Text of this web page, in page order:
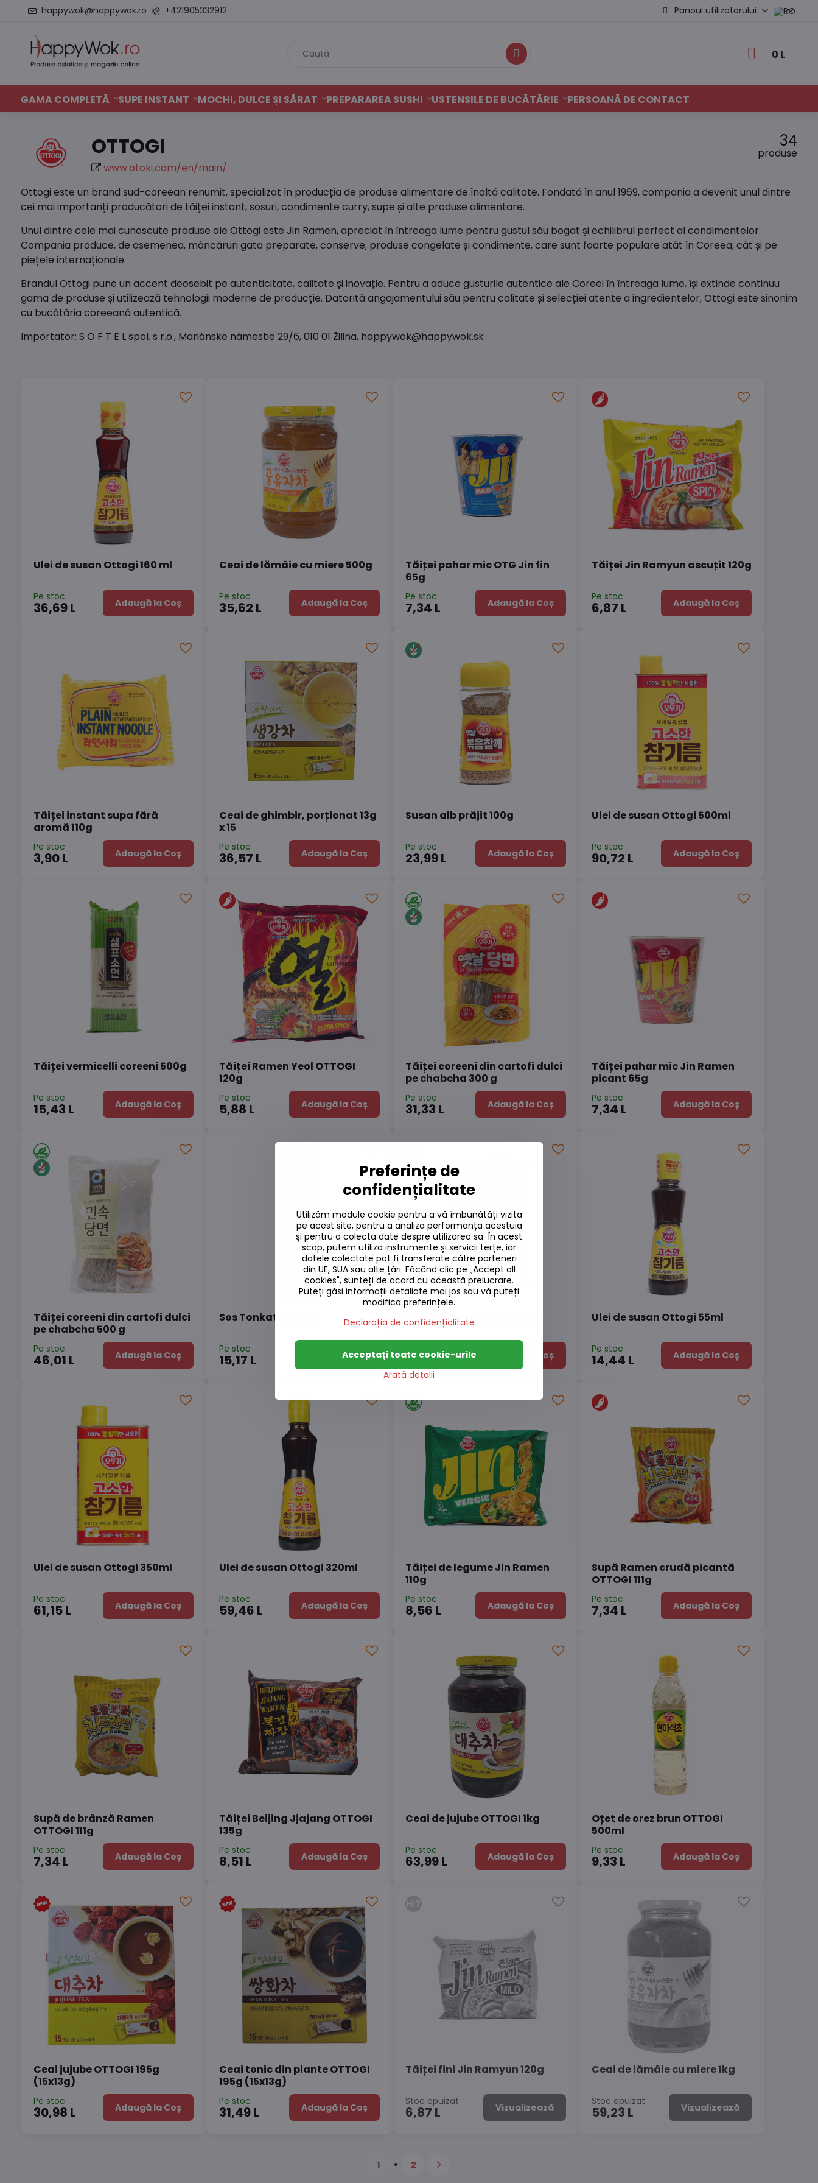
happywok@happywok.ro +421905332912 Panoul utilizatorului
Caută 0 L
GAMA COMPLETĂ SUPE INSTANT MOCHI, DULCE ȘI SĂRAT PREPARAREA SUSHI USTENSILE DE BUCĂTĂRIE PERSOANĂ DE CONTACT
OTTOGI
www.otoki.com/en/main/
34
produse
Ottogi este un brand sud-coreean renumit, specializat în producția de produse alimentare de înaltă calitate. Fondată în anul 1969, compania a devenit unul dintre
cei mai importanți producători de tăiței instant, sosuri, condimente curry, supe și alte produse alimentare.
Unul dintre cele mai cunoscute produse ale Ottogi este Jin Ramen, apreciat în întreaga lume pentru gustul său bogat și echilibrul perfect al condimentelor.
Compania produce, de asemenea, mâncăruri gata preparate, conserve, produse congelate și condimente, care sunt foarte populare atât în Coreea, cât și pe
piețele internaționale.
Brandul Ottogi pune un accent deosebit pe autenticitate, calitate și inovație. Pentru a aduce gusturile autentice ale Coreei în întreaga lume, își extinde continuu
gama de produse și utilizează tehnologii moderne de producție. Datorită angajamentului său pentru calitate și selecției atente a ingredientelor, Ottogi este sinonim
cu bucătăria coreeană autentică.
Importator: S O F T E L spol. s r.o., Mariánske námestie 29/6, 010 01 Žilina, happywok@happywok.sk
Ulei de susan Ottogi 160 ml
Pe stoc
36,69 L Adaugă la Coș
Ceai de lămâie cu miere 500g
Pe stoc
35,62 L Adaugă la Coș
Tăiței pahar mic OTG Jin fin
65g
Pe stoc
7,34 L Adaugă la Coș
Tăiței Jin Ramyun ascuțit 120g
Pe stoc
6,87 L Adaugă la Coș
Tăiței instant supa fără
aromă 110g
Pe stoc
3,90 L Adaugă la Coș
Ceai de ghimbir, porționat 13g
x 15
Pe stoc
36,57 L Adaugă la Coș
Susan alb prăjit 100g
Pe stoc
23,99 L Adaugă la Coș
Ulei de susan Ottogi 500ml
Pe stoc
90,72 L Adaugă la Coș
Tăiței vermicelli coreeni 500g
Pe stoc
15,43 L Adaugă la Coș
Tăiței Ramen Yeol OTTOGI
120g
Pe stoc
5,88 L Adaugă la Coș
Tăiței coreeni din cartofi dulci
pe chabcha 300 g
Pe stoc
31,33 L Adaugă la Coș
Tăiței pahar mic Jin Ramen
picant 65g
Pe stoc
7,34 L Adaugă la Coș
Tăiței coreeni din cartofi dulci
pe chabcha 500 g
Pe stoc
46,01 L Adaugă la Coș
Sos Tonkatsu 415g
Pe stoc
15,17 L Adaugă la Coș
Alge Wakame uscate 150g
53,35 L Adaugă la Coș
Ulei de susan Ottogi 55ml
Pe stoc
14,44 L Adaugă la Coș
Ulei de susan Ottogi 350ml
Pe stoc
61,15 L Adaugă la Coș
Ulei de susan Ottogi 320ml
Pe stoc
59,46 L Adaugă la Coș
Tăiței de legume Jin Ramen
110g
Pe stoc
8,56 L Adaugă la Coș
Supă Ramen crudă picantă
OTTOGI 111g
Pe stoc
7,34 L Adaugă la Coș
Supă de brânză Ramen
OTTOGI 111g
Pe stoc
7,34 L Adaugă la Coș
Tăiței Beijing Jjajang OTTOGI
135g
Pe stoc
8,51 L Adaugă la Coș
Ceai de jujube OTTOGI 1kg
Pe stoc
63,99 L Adaugă la Coș
Oțet de orez brun OTTOGI
500ml
Pe stoc
9,33 L Adaugă la Coș
Ceai jujube OTTOGI 195g
(15x13g)
Pe stoc
30,98 L Adaugă la Coș
Ceai tonic din plante OTTOGI
195g (15x13g)
Pe stoc
31,49 L Adaugă la Coș
Tăiței fini Jin Ramyun 120g
Stoc epuizat
6,87 L Vizualizează
Ceai de lămâie cu miere 1kg
Stoc epuizat
59,23 L Vizualizează
1 2
Preferințe de
confidențialitate
Utilizăm module cookie pentru a vă îmbunătăți vizita
pe acest site, pentru a analiza performanța acestuia
și pentru a colecta date despre utilizarea sa. În acest
scop, putem utiliza instrumente și servicii terțe, iar
datele colectate pot fi transferate către parteneri
din UE, SUA sau alte țări. Făcând clic pe „Accept all
cookies", sunteți de acord cu această prelucrare.
Puteți găsi informații detaliate mai jos sau vă puteți
modifica preferințele.
Declarația de confidențialitate
Arată detalii
Acceptați toate cookie-urile